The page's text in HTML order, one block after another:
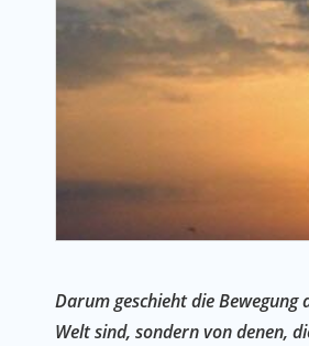
Darum geschieht die
Welt sind, sondern von denen,